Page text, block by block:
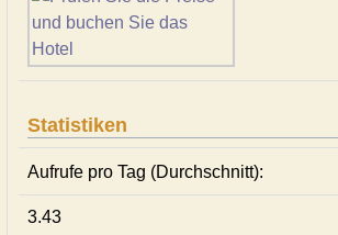
Statistiken
Aufrufe pro Tag (Durchschnitt):
3.43